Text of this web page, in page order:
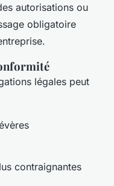
autorisations ou
obligatoire
légales peut
contraignantes